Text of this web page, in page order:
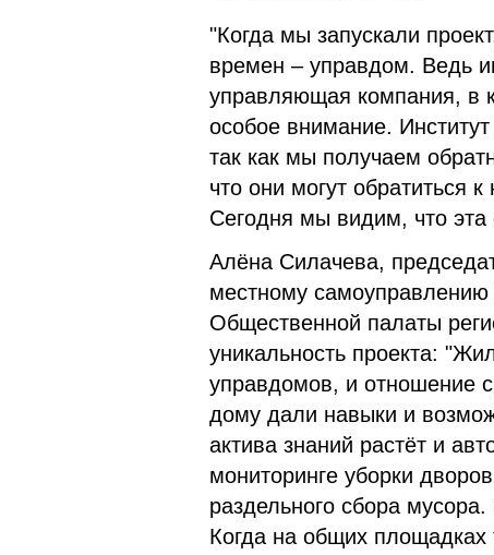
"Когда мы запускали
времен – управдом. Ведь
управляющая компания, в
особое внимание.
так как мы получаем
что они могут обратиться
Сегодня мы видим, что
Алёна Силачева,
местному
Общественной палаты
уникальность проекта:
управдомов, и отношение
дому дали навыки и
актива знаний растёт и
мониторинге уборки
раздельного сбора
Когда на общих площадках